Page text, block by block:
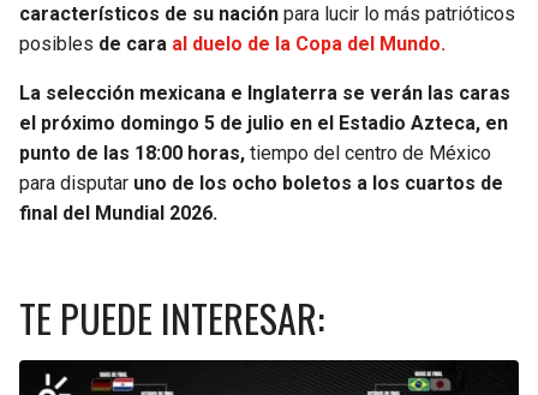
característicos de su nación para lucir lo más patrióticos
posibles de cara al duelo de la Copa del Mundo.
La selección mexicana e Inglaterra se verán las caras
el próximo domingo 5 de julio en el Estadio Azteca, en
punto de las 18:00 horas, tiempo del centro de México
para disputar uno de los ocho boletos a los cuartos de
final del Mundial 2026.
TE PUEDE INTERESAR: